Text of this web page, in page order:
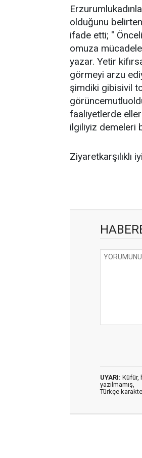
olduğunu
ifade etti; "
omuza
yazar. Yetir
görmeyi arzu
şimdiki gibisivil
faaliyetlerde
ilgiliyiz demeleri
Ziyaretkarşılıklı
UYARI: Küfür,
yazılmamış,
Türkçe